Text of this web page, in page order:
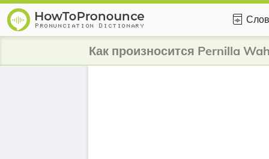
Как произносится Pernilla